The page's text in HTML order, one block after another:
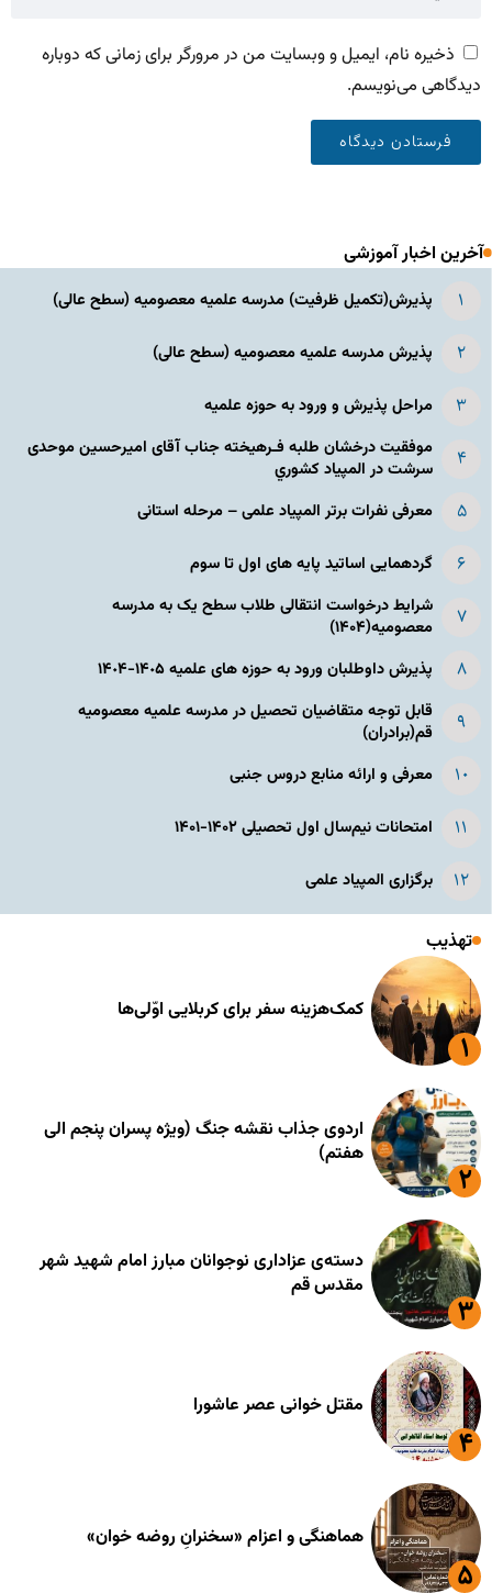
ذخیره نام، ایمیل و وبسایت من در مرورگر برای زمانی که دوباره
دیدگاهی می‌نویسم.
آخرین اخبار آموزشی
پذیرش(تکمیل ظرفیت) مدرسه علمیه معصومیه‌ (سطح عالی)
پذیرش مدرسه علمیه معصومیه‌ (سطح عالی)
مراحل پذیرش و ورود به حوزه علمیه
موفقیت درخشان طلبه فـرهیخته جناب آقای امیرحسین موحدی
سرشت در المپياد كشوري
معرفی نفرات برتر المپیاد علمی – مرحله استانی
گردهمایی اساتید پایه های اول تا سوم
شرایط درخواست انتقالی طلاب سطح یک به مدرسه
معصومیه(۱۴۰۴)
پذیرش داوطلبان ورود به حوزه های علمیه ١۴٠۵-١۴٠۴
قابل توجه متقاضیان تحصیل در مدرسه علمیه معصومیه
قم(برادران)
معرفی و ارائه منابع دروس جنبی
امتحانات نیم‌سال اول تحصیلی ۱۴۰۲-۱۴۰۱
برگزاری المپیاد علمی
تهذیب
کمک‌هزینه سفر برای کربلایی اوّلی‌ها
اردوی جذاب نقشه جنگ (ویژه پسران پنجم الی
هفتم)
دسته‌ی عزاداری نوجوانان مبارز امام شهید شهر
مقدس قم
مقتل خوانی عصر عاشورا
هماهنگی و اعزام «سخنرانِ روضه خوان»